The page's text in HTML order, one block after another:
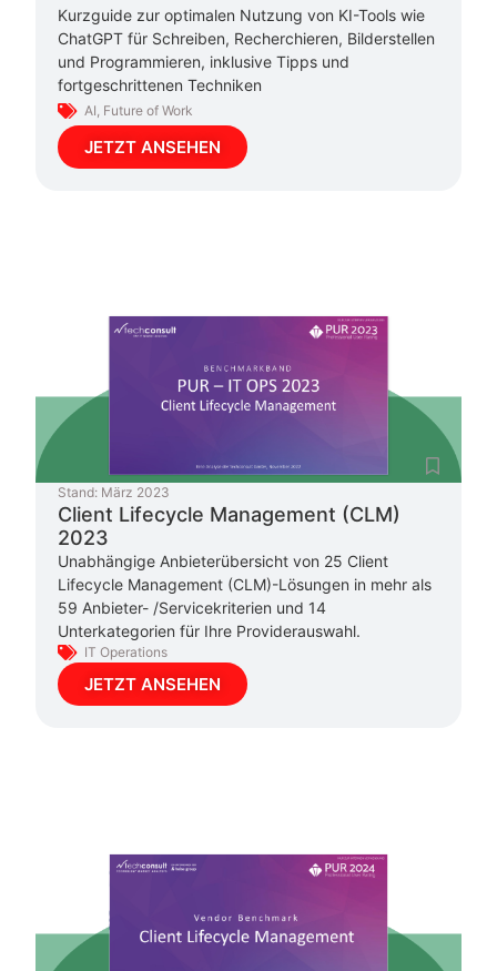
Kurzguide zur optimalen Nutzung von KI-Tools wie
ChatGPT für Schreiben, Recherchieren, Bilderstellen
und Programmieren, inklusive Tipps und
fortgeschrittenen Techniken
AI, Future of Work
JETZT ANSEHEN
Stand: März 2023
Client Lifecycle Management (CLM)
2023
Unabhängige Anbieterübersicht von 25 Client
Lifecycle Management (CLM)-Lösungen in mehr als
59 Anbieter- /Servicekriterien und 14
Unterkategorien für Ihre Providerauswahl.
IT Operations
JETZT ANSEHEN